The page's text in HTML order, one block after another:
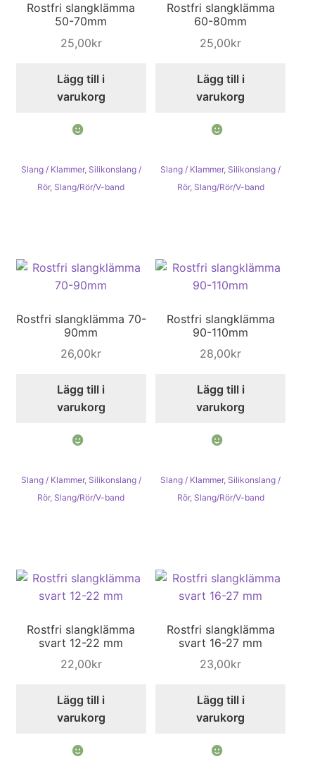
Rostfri slangklämma
50-70mm
25,00kr
Lägg till i
varukorg
Slang / Klammer, Silikonslang /
Rör, Slang/Rör/V-band
Rostfri slangklämma
60-80mm
25,00kr
Lägg till i
varukorg
Slang / Klammer, Silikonslang /
Rör, Slang/Rör/V-band
Rostfri slangklämma 70-
90mm
26,00kr
Lägg till i
varukorg
Slang / Klammer, Silikonslang /
Rör, Slang/Rör/V-band
Rostfri slangklämma
90-110mm
28,00kr
Lägg till i
varukorg
Slang / Klammer, Silikonslang /
Rör, Slang/Rör/V-band
Rostfri slangklämma
svart 12-22 mm
22,00kr
Lägg till i
varukorg
Rostfri slangklämma
svart 16-27 mm
23,00kr
Lägg till i
varukorg